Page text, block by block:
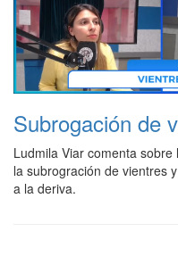
Subrogación de
Ludmila Viar comenta
la subrogración de vientres
a la deriva.